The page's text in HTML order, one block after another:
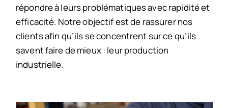
répondre à leurs problématiques avec rapidité et
efficacité. Notre objectif est de rassurer nos
clients afin qu’ils se concentrent sur ce qu’ils
savent faire de mieux : leur production
industrielle.